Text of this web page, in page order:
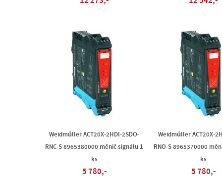
Weidmüller ACT20X-2HDI-2SDO-
RNC-S 8965380000 měnič signálu 1
ks
5 780,-
Weidmüller ACT20X-
RNO-S 8965370000
ks
5 780,-